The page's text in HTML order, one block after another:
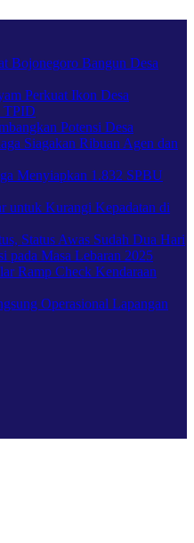
Bojonegoro Bangun Desa
Perkuat Ikon Desa
TPID
Potensi Desa
Siagakan Ribuan Agen dan
Menyiapkan 1.832 SPBU
untuk Kurangi Kepadatan di
Status Awas Sudah Dua Hari
pada Masa Lebaran 2025
Ramp Check Kendaraan
Operasional Lapangan